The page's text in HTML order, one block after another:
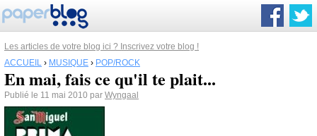
Les articles de votre blog ici ? Inscrivez votre blog !
ACCUEIL › MUSIQUE › POP/ROCK
En mai, fais ce qu'il te plait...
Publié le 11 mai 2010 par Wyngaal